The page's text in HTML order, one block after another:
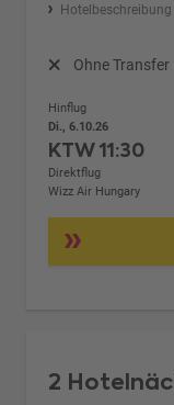
Ohne Transfer
Hinflug
Di., 6.10.26
KTW11:30
Direktflug
Wizz Air Hungary
2